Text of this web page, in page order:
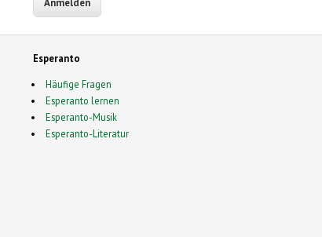
Esperanto
Häufige Fragen
Esperanto lernen
Esperanto-Musik
Esperanto-Literatur